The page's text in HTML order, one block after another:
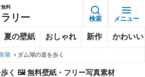
無料
リー 検索 メニュー
夏の壁紙 おしゃれ 新作 かわいい
湖 › ダム湖の道を歩く
歩く 🖼️ 無料壁紙・フリー写真素材